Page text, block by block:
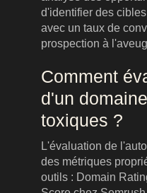
d'identifier des
avec un taux de
prospection à
Comment
d'un
toxiques ?
L'évaluation de
des métriques
outils : Domain